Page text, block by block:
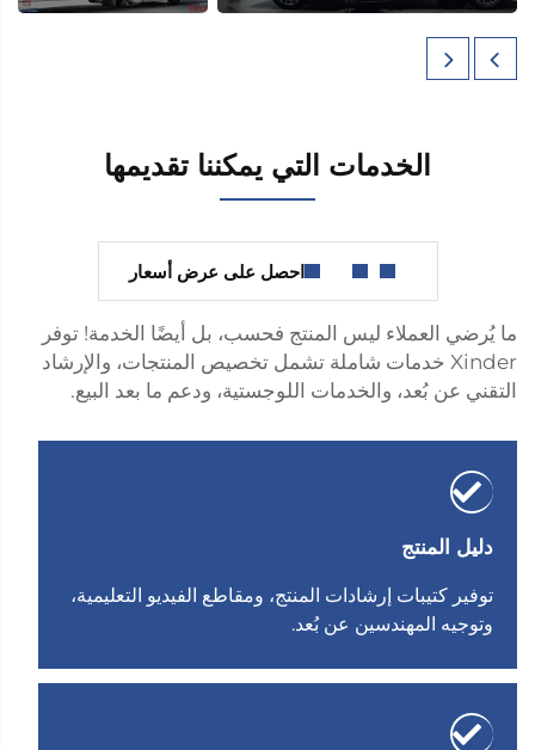
الخدمات التي يمكننا تقديمها
احصل على عرض أسعار
ما يُرضي العملاء ليس المنتج فحسب، بل أيضًا الخدمة! توفر
Xinder خدمات شاملة تشمل تخصيص المنتجات، والإرشاد
التقني عن بُعد، والخدمات اللوجستية، ودعم ما بعد البيع.
دليل المنتج
توفير كتيبات إرشادات المنتج، ومقاطع الفيديو التعليمية،
وتوجيه المهندسين عن بُعد.